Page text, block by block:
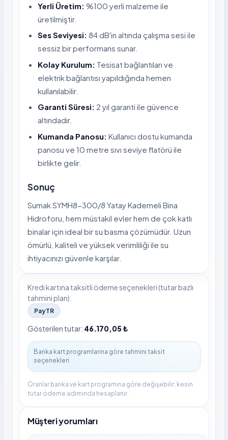
Yerli Üretim: %100 yerli malzeme ile
üretilmiştir.
Ses Seviyesi: 84 dB'in altında çalışma sesi ile
sessiz bir performans sunar.
Kolay Kurulum: Tesisat bağlantıları ve
elektrik bağlantısı yapıldığında hemen
kullanılabilir.
Garanti Süresi: 2 yıl garanti ile güvence
altındadır.
Kumanda Panosu: Kullanıcı dostu kumanda
panosu ve 10 metre sıvı seviye flatörü ile
birlikte gelir.
Sonuç
Sumak SYMH8-300/8 Yatay Kademeli Bina
Hidroforu, hem müstakil evler hem de çok katlı
binalar için ideal bir su basma çözümüdür. Uzun
ömürlü, kaliteli ve yüksek verimliliği ile su
ihtiyacınızı güvenle karşılar.
Kredi kartına taksitli ödeme seçenekleri (tutar bazlı
tahmini plan).
PayTR
Gösterilen tutar: 46.170,05 ₺
Oranlar banka ve kart programına göre değişebilir; kesin
tutar ödeme adımında hesaplanır.
Müşteri yorumları